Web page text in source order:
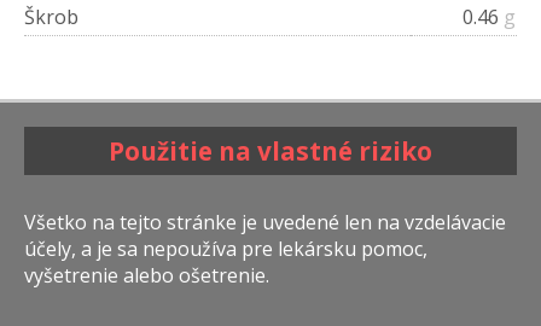
Škrob
0.46 g
Použitie na vlastné riziko
Všetko na tejto stránke je uvedené len na vzdelávacie
účely, a je sa nepoužíva pre lekársku pomoc,
vyšetrenie alebo ošetrenie.